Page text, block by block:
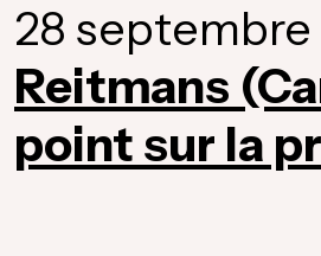
28 septembre
Reitmans
point sur la